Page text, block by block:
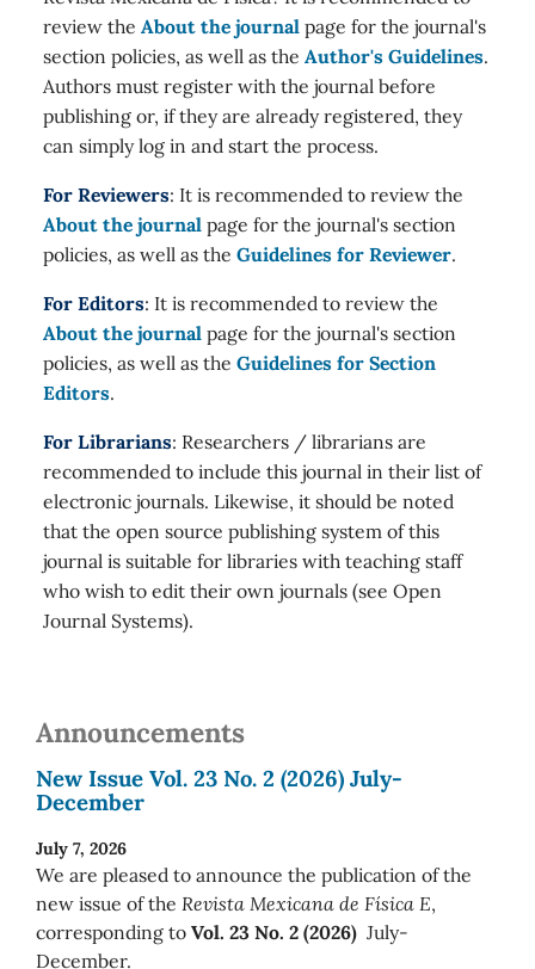
review the About the journal page for the journal's
section policies, as well as the Author's Guidelines.
Authors must register with the journal before
publishing or, if they are already registered, they
can simply log in and start the process.
For Reviewers: It is recommended to review the
About the journal page for the journal's section
policies, as well as the Guidelines for Reviewer.
For Editors: It is recommended to review the
About the journal page for the journal's section
policies, as well as the Guidelines for Section
Editors.
For Librarians: Researchers / librarians are
recommended to include this journal in their list of
electronic journals. Likewise, it should be noted
that the open source publishing system of this
journal is suitable for libraries with teaching staff
who wish to edit their own journals (see Open
Journal Systems).
Announcements
New Issue Vol. 23 No. 2 (2026) July-
December
July 7, 2026
We are pleased to announce the publication of the
new issue of the Revista Mexicana de Física E,
corresponding to Vol. 23 No. 2 (2026) July-
December.